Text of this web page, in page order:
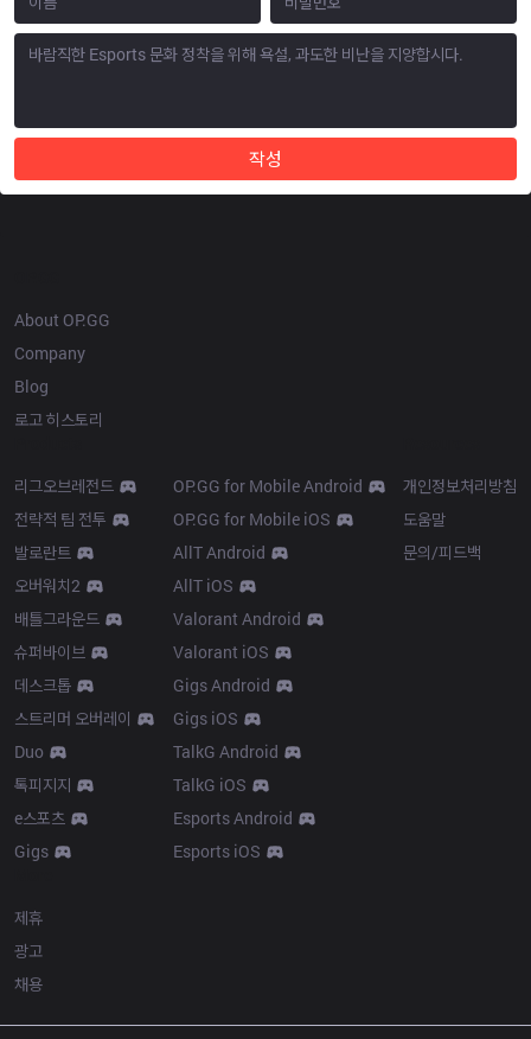
작성
About OP.GG
Company
Blog
로고 히스토리
리그오브레전드
전략적 팀 전투
발로란트
오버워치2
배틀그라운드
슈퍼바이브
데스크톱
스트리머 오버레이
Duo
톡피지지
e스포츠
Gigs
OP.GG for Mobile Android
OP.GG for Mobile iOS
AllT Android
AllT iOS
Valorant Android
Valorant iOS
Gigs Android
Gigs iOS
TalkG Android
TalkG iOS
Esports Android
Esports iOS
개인정보처리방침
도움말
문의/피드백
제휴
광고
채용